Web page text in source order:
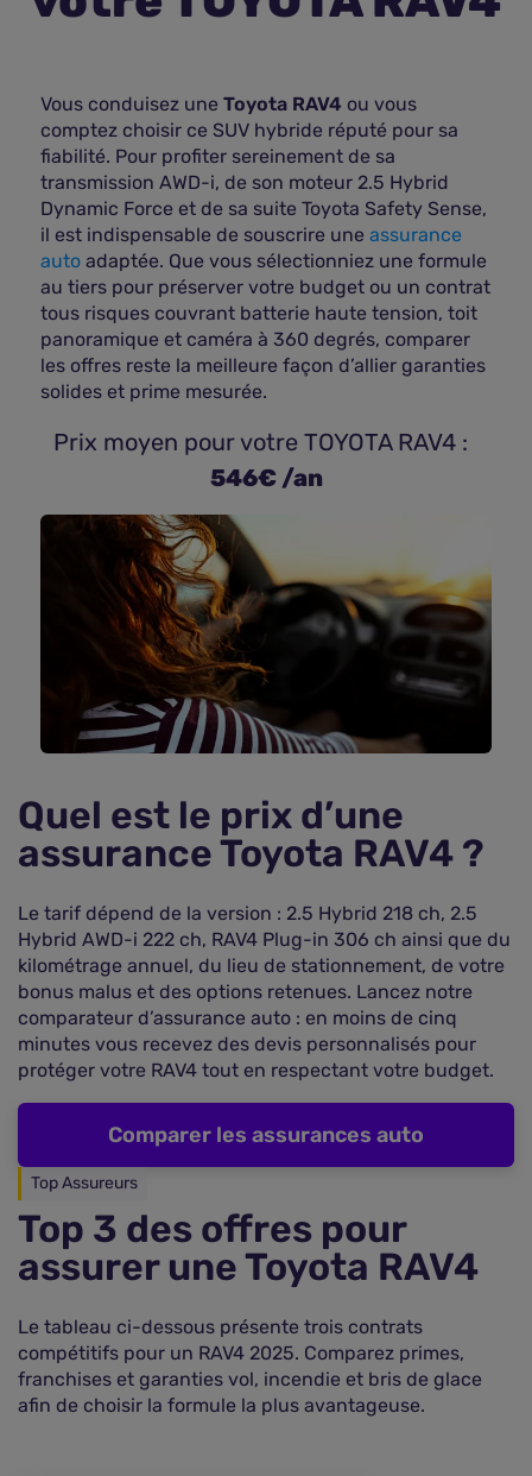
Vous conduisez une Toyota RAV4 ou vous
comptez choisir ce SUV hybride réputé pour sa
fiabilité. Pour profiter sereinement de sa
transmission AWD-i, de son moteur 2.5 Hybrid
Dynamic Force et de sa suite Toyota Safety Sense,
il est indispensable de souscrire une assurance
auto adaptée. Que vous sélectionniez une formule
au tiers pour préserver votre budget ou un contrat
tous risques couvrant batterie haute tension, toit
panoramique et caméra à 360 degrés, comparer
les offres reste la meilleure façon d’allier garanties
solides et prime mesurée.
Prix moyen pour votre TOYOTA RAV4 :
546€ /an
Quel est le prix d’une
assurance Toyota RAV4 ?
Le tarif dépend de la version : 2.5 Hybrid 218 ch, 2.5
Hybrid AWD-i 222 ch, RAV4 Plug-in 306 ch ainsi que du
kilométrage annuel, du lieu de stationnement, de votre
bonus malus et des options retenues. Lancez notre
comparateur d’assurance auto : en moins de cinq
minutes vous recevez des devis personnalisés pour
protéger votre RAV4 tout en respectant votre budget.
Comparer les assurances auto
Top Assureurs
Top 3 des offres pour
assurer une Toyota RAV4
Le tableau ci-dessous présente trois contrats
compétitifs pour un RAV4 2025. Comparez primes,
franchises et garanties vol, incendie et bris de glace
afin de choisir la formule la plus avantageuse.